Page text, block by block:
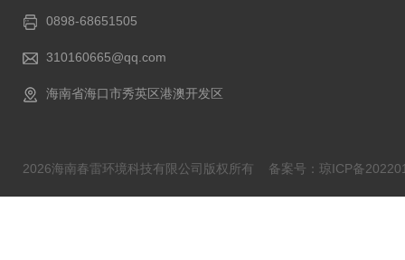
0898-68651505
310160665@qq.com
海南省海口市秀英区港澳开发区
2026海南春雷环境科技有限公司版权所有 备案号：琼ICP备